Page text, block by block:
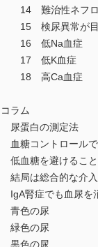
14 難治性ネフロ
15 検尿異常が目
16 低Na血症
17 低K血症
18 高Ca血症
コラム
尿蛋白の測定法
血糖コントロール
低血糖を避けるこ
結局は総合的な介
IgA腎症でも血尿を
青色の尿
緑色の尿
黒色の尿